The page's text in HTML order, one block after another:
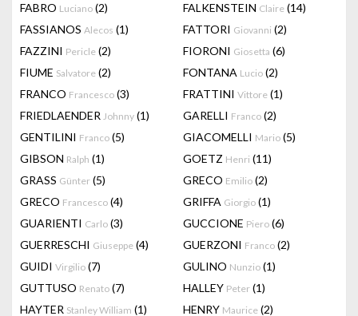
FABRO Luciano (2) FALKENSTEIN Claire (14)
FASSIANOS Alecos (1) FATTORI Giovanni (2)
FAZZINI Pericle (2) FIORONI Giosetta (6)
FIUME Salvatore (2) FONTANA Lucio (2)
FRANCO Francesco (3) FRATTINI Vittore (1)
FRIEDLAENDER Johnny (1) GARELLI Franco (2)
GENTILINI Franco (5) GIACOMELLI Mario (5)
GIBSON Ralph (1) GOETZ Henri (11)
GRASS Günter (5) GRECO Emilio (2)
GRECO Francesco (4) GRIFFA Giorgio (1)
GUARIENTI Carlo (3) GUCCIONE Piero (6)
GUERRESCHI Giuseppe (4) GUERZONI Franco (2)
GUIDI Virgilio (7) GULINO Nunzio (1)
GUTTUSO Renato (7) HALLEY Peter (1)
HAYTER Stanley William (1) HENRY Maurice (2)